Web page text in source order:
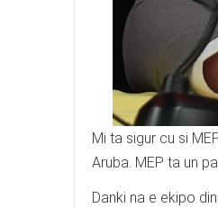
Mi ta sigur cu si
Aruba. MEP ta un
Danki na e ekipo